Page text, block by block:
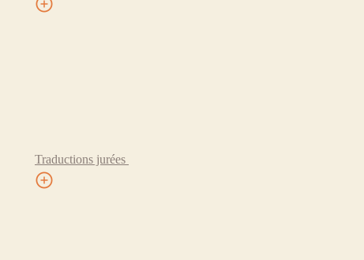
Traductions jurées